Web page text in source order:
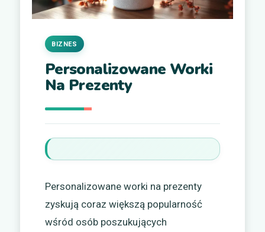
Personalizowane Worki
Na Prezenty
BIZNES
Personalizowane worki na prezenty
zyskują coraz większą popularność
wśród osób poszukujących